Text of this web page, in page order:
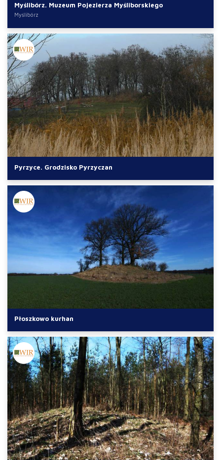
Myślibórz. Muzeum Pojezierza Myśliborskiego
Myślibórz
Pyrzyce. Grodzisko Pyrzyczan
Płoszkowo kurhan